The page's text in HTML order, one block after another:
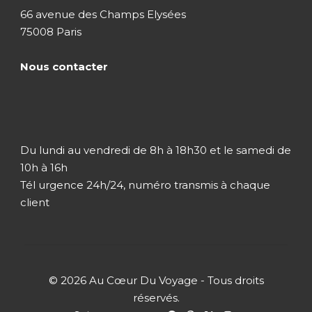
Offres Exclusives et
Réductions
et les conditions spécifiées. Pour plus de détails
ou pour réserver, n’hésitez pas à nous
contacter.
Réservez votre séjour 90 jours à l’avance et
66 avenue des Champs Elysées
75008 Paris
Nous contacter
Du lundi au vendredi de 8h à 18h30 et le samedi de
10h à 16h
Tél urgence 24h/24, numéro transmis à chaque
client
© 2026 Au Cœur Du Voyage - Tous droits
réservés.